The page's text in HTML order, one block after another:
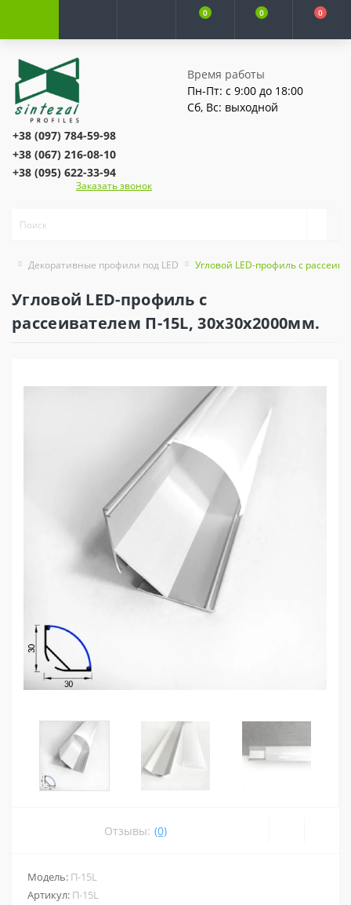
0 0 0
Время работы
Пн-Пт: с 9:00 до 18:00
Сб, Вс: выходной
+38 (097) 784-59-98
+38 (067) 216-08-10
+38 (095) 622-33-94
Заказать звонок
Декоративные профили под LED Угловой LED-профиль с
Угловой LED-профиль с
рассеивателем П-15L, 30х30x2000мм.
Отзывы: (0)
Модель: П-15L
Артикул: П-15L